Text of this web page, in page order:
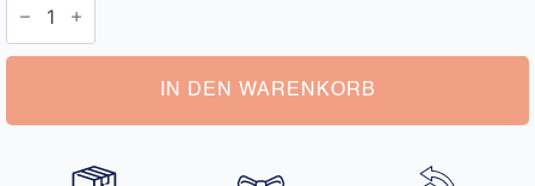
Personalisiert
IN DEN WARENKORB